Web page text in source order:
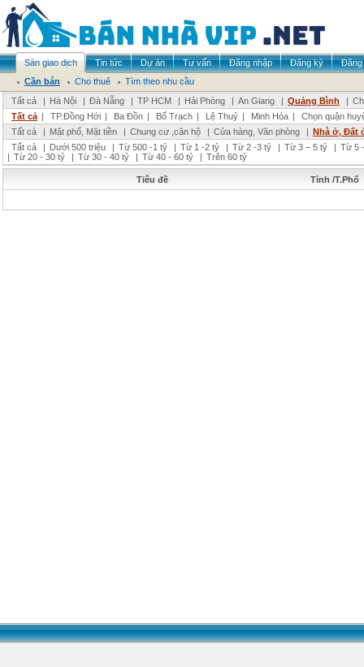
Sàn giao dịch Tin tức Dự án Tư vấn Đăng nhập Đăng ký
Đăng
Cần bán
Cho thuê
Tìm theo nhu cầu
Tất cả
| Hà Nội | Đà Nẵng | TP HCM | Hải Phòng | An Giang | Quảng Bình |
Tất cả | TP.Đồng Hới | Ba Đồn | Bố Trạch | Lệ Thuỷ | Minh Hóa |
Chọn quận
Tất cả
| Mặt phố, Mặt tiền | Chung cư ,căn hộ | Cửa hàng, Văn phòng | Nhà ở, Đất
Tất cả
| Dưới 500 triệu | Từ 500 -1 tỷ | Từ 1 -2 tỷ | Từ 2 -3 tỷ | Từ 3 – 5 tỷ | Từ 5
| Từ 20 - 30 tỷ | Từ 30 - 40 tỷ | Từ 40 - 60 tỷ | Trên 60 tỷ
Tiêu đề Tỉnh /T.Phố